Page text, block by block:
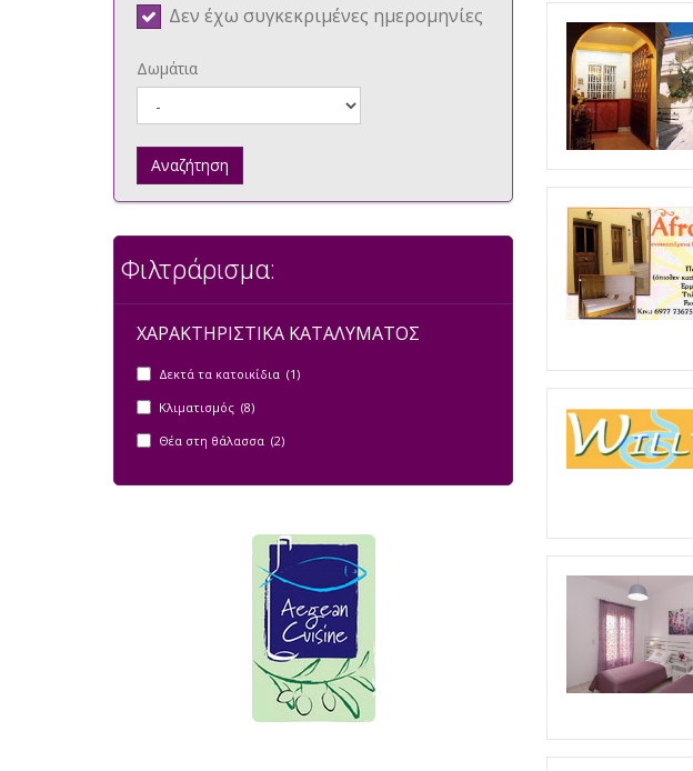
Δεν έχω συγκεκριμένες ημερομηνίες
Δωμάτια
Αναζήτηση
Φιλτράρισμα:
ΧΑΡΑΚΤΗΡΙΣΤΙΚΑ ΚΑΤΑΛΥΜΑΤΟΣ
Δεκτά τα κατοικίδια (1)
Κλιματισμός (8)
Θέα στη θάλασσα (2)